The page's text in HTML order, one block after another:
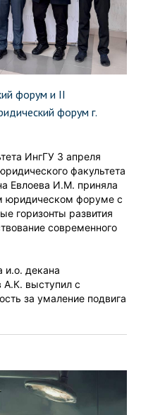
форум и II
форум г.
ИнгГУ 3 апреля
факультета
Евлоева И.М. приняла
юридическом форуме с
горизонты развития
современного
и.о. декана
А.К. выступил с
за умаление подвига